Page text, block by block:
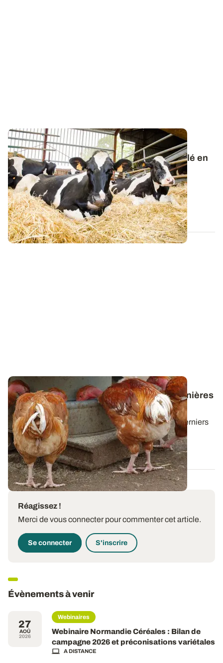
DÉFICIT FOURRAGER
Comment limiter l'utilisation de paille de blé en
litière ?
Les deux épisodes caniculaires ont contraint à
l’affouragement avant le début de l’été et...
02 JUILL. 2026
Valorisation animale - Téléchargez les dernières
lettres News@lim
Cette lettre technique propose une synthèse des derniers
résultats d'essais d'ARVALIS sur...
30 JUIN 2026
Réagissez !
Merci de vous connecter pour commenter cet article.
Se connecter S'inscrire
Évènements à venir
27
AOÛ
2026
Webinaires
Webinaire Normandie Céréales : Bilan de
campagne 2026 et préconisations variétales
A DISTANCE